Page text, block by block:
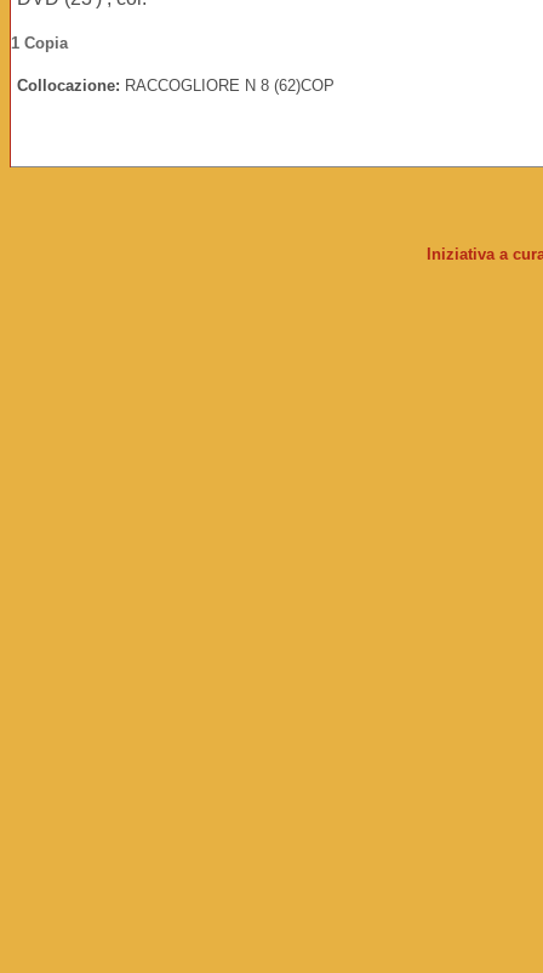
1 Copia
Collocazione: RACCOGLIORE N 8 (62)COP
Iniziativa a